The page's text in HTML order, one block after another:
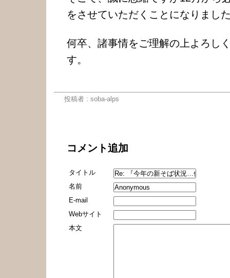
をさせていただくことになりまし
何卒、諸事情をご理解の上よろし
す。
投稿者 : soba-alps
コメント追加
タイトル
名前
E-mail
Webサイト
本文